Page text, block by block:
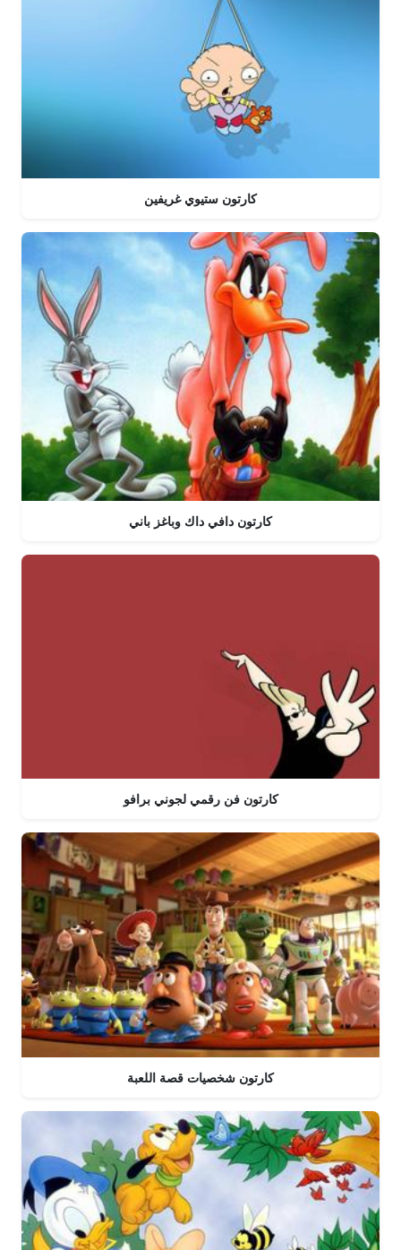
كارتون ستيوي غريفين
كارتون دافي داك وباغز باني
كارتون فن رقمي لجوني برافو
كارتون شخصيات قصة اللعبة